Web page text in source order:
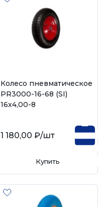
Колесо пневматическое
PR3000-16-68 (SI)
16х4,00-8
1 180,00 ₽/шт
Купить